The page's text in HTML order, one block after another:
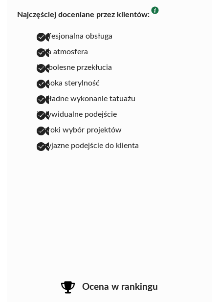
Najczęściej doceniane przez klientów:
profesjonalna obsługa
miła atmosfera
bezbolesne przekłucia
wysoka sterylność
dokładne wykonanie tatuażu
indywidualne podejście
szeroki wybór projektów
przyjazne podejście do klienta
Ocena w rankingu